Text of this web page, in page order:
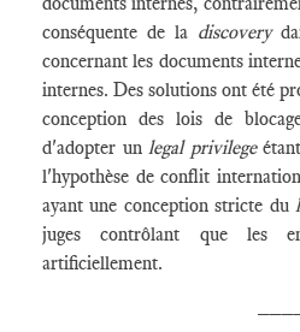
conséquente de la discovery
concernant les documents
internes. Des solutions ont été
conception des lois de
d'adopter unlegal privilege
l'hypothèse de conflit
ayant une conception stricte du
juges contrôlant que les
artificiellement.